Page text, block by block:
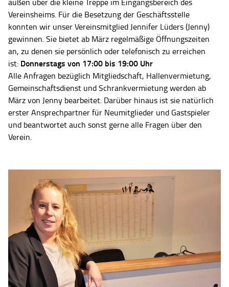
außen über die kleine Treppe im Eingangsbereich des
Vereinsheims. Für die Besetzung der Geschäftsstelle
konnten wir unser Vereinsmitglied Jennifer Lüders (Jenny)
gewinnen. Sie bietet ab März regelmäßige Öffnungszeiten
an, zu denen sie persönlich oder telefonisch zu erreichen
ist: Donnerstags von 17:00 bis 19:00 Uhr
Alle Anfragen bezüglich Mitgliedschaft, Hallenvermietung,
Gemeinschaftsdienst und Schrankvermietung werden ab
März von Jenny bearbeitet. Darüber hinaus ist sie natürlich
erster Ansprechpartner für Neumitglieder und Gastspieler
und beantwortet auch sonst gerne alle Fragen über den
Verein.